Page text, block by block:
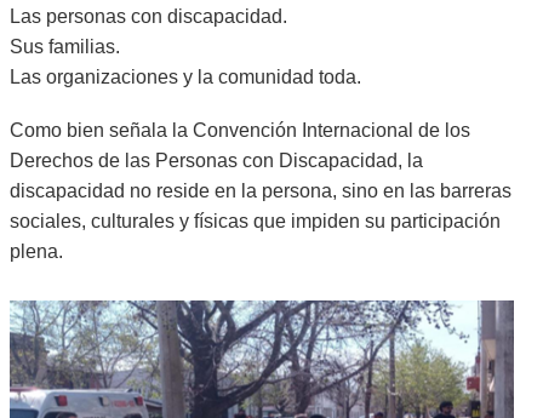
Las personas con discapacidad.
Sus familias.
Las organizaciones y la comunidad toda.
Como bien señala la Convención Internacional de los
Derechos de las Personas con Discapacidad, la
discapacidad no reside en la persona, sino en las barreras
sociales, culturales y físicas que impiden su participación
plena.